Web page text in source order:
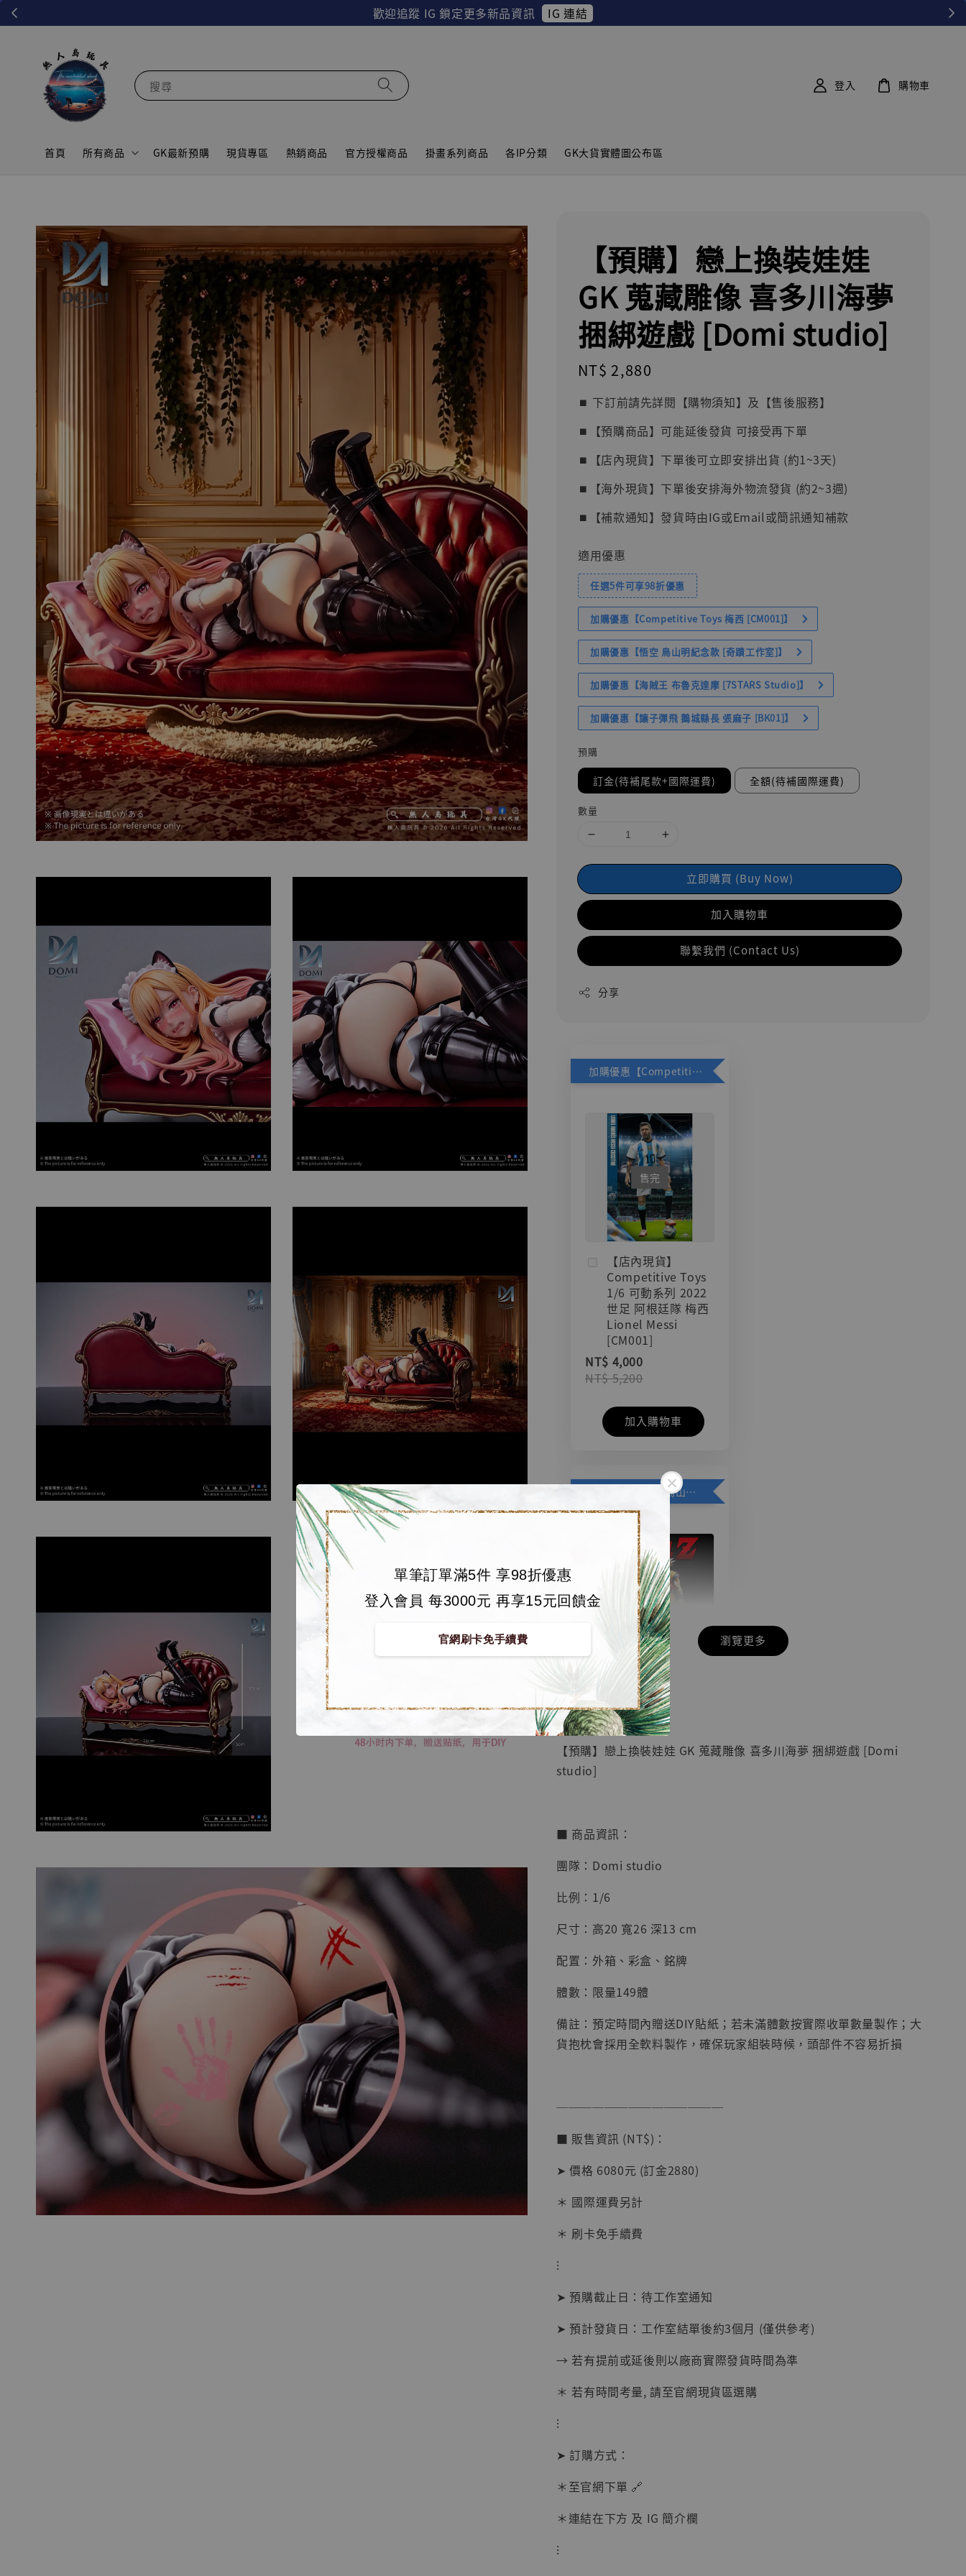
歡迎追蹤 IG 鎖定更多新品資訊 IG 連結
單筆訂單滿5件 享98折優惠
登入會員 每3000元 再享15元回饋金
官網刷卡免手續費
搜尋
首頁 所有商品 GK最新預購 現貨專區 熱銷商品 官方授權商品 掛畫系列商品 各IP分類 GK大貨實體圖公布區
登入 購物車
【預購】戀上換裝娃娃
GK 蒐藏雕像 喜多川海夢
捆綁遊戲 [Domi studio]
Regular
price
NT$ 2,880
⏹︎ 下訂前請先詳閱【購物須知】及【售後服務】
⏹︎【預購商品】可能延後發貨 可接受再下單
⏹︎【店內現貨】下單後可立即安排出貨 (約1~3天)
⏹︎【海外現貨】下單後安排海外物流發貨 (約2~3週)
⏹︎【補款通知】發貨時由IG或Email或簡訊通知補款
適用優惠
任選5件可享98折優惠
加購優惠【Competitive Toys 梅西 [CM001]】
加購優惠【悟空 鳥山明紀念款 [奇蹟工作室]】
加購優惠【海賊王 布魯克達摩 [7STARS Studio]】
加購優惠【讓子彈飛 鵝城縣長 張麻子 [BK01]】
預購
訂金(待補尾款+國際運費) 全額(待補國際運費)
數量
立即購買 (Buy Now)
加入購物車
聯繫我們 (Contact Us)
分享
加購優惠【Competitive Toys 梅西 [CM001]】
售完
【店內現貨】
Competitive Toys
1/6 可動系列 2022
世足 阿根廷隊 梅西
Lionel Messi
[CM001]
NT$ 4,000
NT$ 5,200
加入購物車
加購優惠【悟空 鳥山明紀念款 [奇蹟工作室]】
【店內現貨】七龍珠
系列蒐藏雕像 悟空
鳥山明紀念款 [奇蹟
工作室]
NT$ 4,280
NT$ 5,580
- +
克達摩 [7STARS
NT$ 1,500
NT$ 1,870
加入購物車
BJSTUDIO 1/6系列
彈飛 鵝城縣長 張麻
瀏覽更多
🏝【無人島玩具】
【預購】戀上換裝娃娃 GK 蒐藏雕像 喜多川海夢 捆綁遊戲 [Domi
studio]
■ 商品資訊：
團隊：Domi studio
比例：1/6
尺寸：高20 寬26 深13 cm
配置：外箱、彩盒、銘牌
體數：限量149體
備註：預定時間內贈送DIY貼紙；若未滿體數按實際收單數量製作；大
貨抱枕會採用全軟料製作，確保玩家組裝時候，頭部件不容易折損
──────────────
■ 販售資訊 (NT$)：
➤ 價格 6080元 (訂金2880)
＊ 國際運費另計
＊ 刷卡免手續費
⁝
➤ 預購截止日：待工作室通知
➤ 預計發貨日：工作室結單後約3個月 (僅供參考)
→ 若有提前或延後則以廠商實際發貨時間為準
＊ 若有時間考量, 請至官網現貨區選購
⁝
➤ 訂購方式：
＊至官網下單 🔗
＊連結在下方 及 IG 簡介欄
⁝